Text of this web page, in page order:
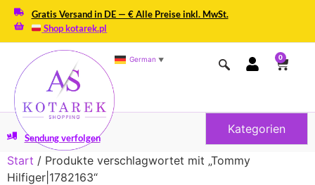
Gratis Versand in DE — € Alle Preise inkl. MwSt.
Shop kotarek.pl
German ▼ 0
Kategorien
Sendung verfolgen
Start / Produkte verschlagwortet mit „Tommy
Hilfiger|1782163“